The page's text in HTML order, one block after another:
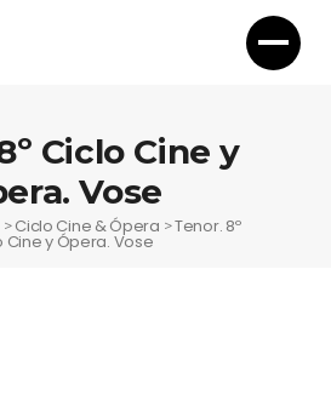
Ciclo Cine y
Vose
>Ciclo Cine & Ópera >Tenor. 8º
Cine y Ópera. Vose